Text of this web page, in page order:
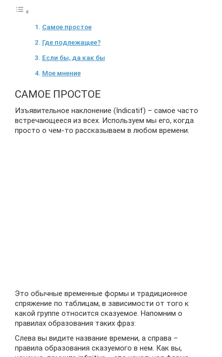
Самое простое
Где подлежащее?
Если бы, да как бы
Мое мнение
САМОЕ ПРОСТОЕ
Изъявительное наклонение (Indicatif) – самое часто
встречающееся из всех. Используем мы его, когда
просто о чем-то рассказываем в любом времени.
Это обычные временные формы и традиционное
спряжение по таблицам, в зависимости от того к
какой группе относится сказуемое. Напомним о
правилах образования таких фраз:
Слева вы видите название времени, а справа –
правила образования сказуемого в нем. Как вы,